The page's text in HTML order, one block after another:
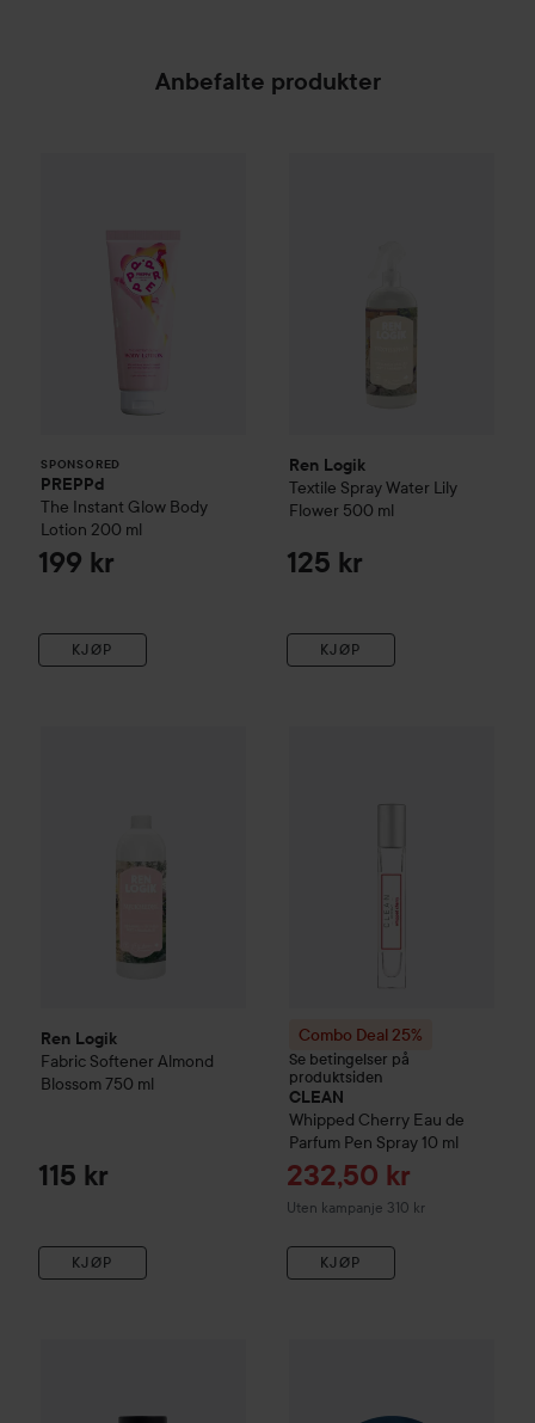
Anbefalte produkter
SPONSORED
PREPPd
The Instant Glow Body
Lotion 200 ml
199 kr
KJØP
Ren Logik
Textile Spray Water Lily
Flower 500 ml
125 kr
KJØP
Ren Logik
Fabric Softener Almond
Blossom750 ml
115 kr
KJØP
Combo Deal 25%
Se betingelser på
produktsiden
CLEAN
Whipped Cherry Eau de
Parfum Pen Spray 10 ml
Tilbudspris
232,50 kr
Uten kampanje 310 kr
KJØP